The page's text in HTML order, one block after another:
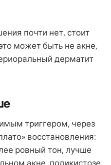
почти нет, стоит
может быть не акне,
дерматит
триггером, через
восстановления:
ровный тон, лучше